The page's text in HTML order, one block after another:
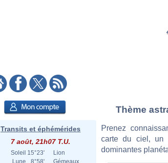
Transits et éphémérides
7 août, 21h07 T.U.
Soleil 15°23'
Lion
Lune
8°58'
Gémeaux
Thème
Prenez
carte du ciel, un
dominantes